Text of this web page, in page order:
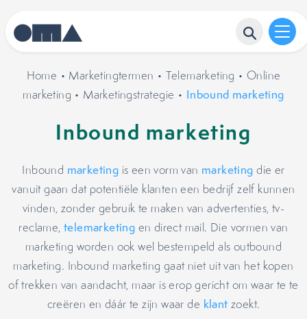
Home • Marketingtermen • Telemarketing • Online
marketing • Marketingstrategie • Inbound marketing
Inbound marketing
Inbound marketing is een vorm van marketing die er
vanuit gaan dat potentiële klanten een bedrijf zelf kunnen
vinden, zonder gebruik te maken van advertenties, tv-
reclame, telemarketing en direct mail. Die vormen van
marketing worden ook wel bestempeld als outbound
marketing. Inbound marketing gaat niet uit van het kopen
of trekken van aandacht, maar is erop gericht om waar te te
creëren en dáár te zijn waar de klant zoekt.